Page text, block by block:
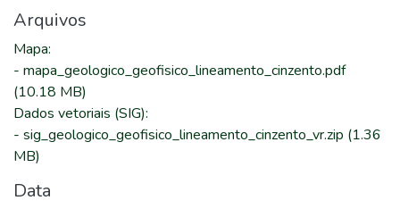
Arquivos
Mapa:
- mapa_geologico_geofisico_lineamento_cinzento.pdf
(10.18 MB)
Dados vetoriais (SIG):
- sig_geologico_geofisico_lineamento_cinzento_vr.zip (1.36
MB)
Data